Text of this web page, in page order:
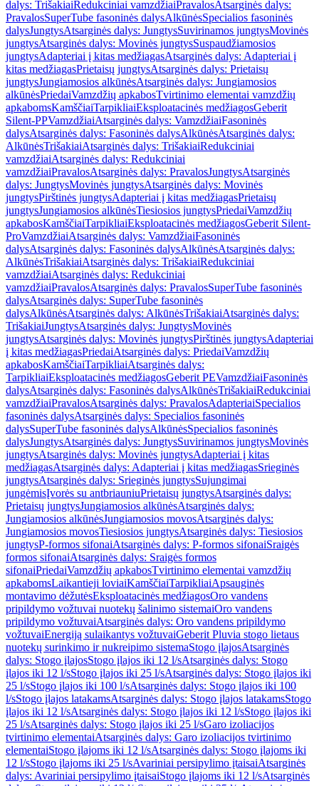
dalys: TrišakiaiRedukciniai vamzdžiaiPravalosAtsarginės dalys:
PravalosSuperTube fasoninės dalysAlkūnėsSpecialios fasoninės
dalysJungtysAtsarginės dalys: JungtysSuvirinamos jungtysMovinės
jungtysAtsarginės dalys: Movinės jungtysSuspaudžiamosios
jungtysAdapteriai į kitas medžiagasAtsarginės dalys: Adapteriai į
kitas medžiagasPrietaisų jungtysAtsarginės dalys: Prietaisų
jungtysJungiamosios alkūnėsAtsarginės dalys: Jungiamosios
alkūnėsPriedaiVamzdžių apkabosTvirtinimo elementai vamzdžių
apkabomsKamščiaiTarpikliaiEksploatacinės medžiagosGeberit
Silent-PPVamzdžiaiAtsarginės dalys: VamzdžiaiFasoninės
dalysAtsarginės dalys: Fasoninės dalysAlkūnėsAtsarginės dalys:
AlkūnėsTrišakiaiAtsarginės dalys: TrišakiaiRedukciniai
vamzdžiaiAtsarginės dalys: Redukciniai
vamzdžiaiPravalosAtsarginės dalys: PravalosJungtysAtsarginės
dalys: JungtysMovinės jungtysAtsarginės dalys: Movinės
jungtysPirštinės jungtysAdapteriai į kitas medžiagasPrietaisų
jungtysJungiamosios alkūnėsTiesiosios jungtysPriedaiVamzdžių
apkabosKamščiaiTarpikliaiEksploatacinės medžiagosGeberit Silent-
ProVamzdžiaiAtsarginės dalys: VamzdžiaiFasoninės
dalysAtsarginės dalys: Fasoninės dalysAlkūnėsAtsarginės dalys:
AlkūnėsTrišakiaiAtsarginės dalys: TrišakiaiRedukciniai
vamzdžiaiAtsarginės dalys: Redukciniai
vamzdžiaiPravalosAtsarginės dalys: PravalosSuperTube fasoninės
dalysAtsarginės dalys: SuperTube fasoninės
dalysAlkūnėsAtsarginės dalys: AlkūnėsTrišakiaiAtsarginės dalys:
TrišakiaiJungtysAtsarginės dalys: JungtysMovinės
jungtysAtsarginės dalys: Movinės jungtysPirštinės jungtysAdapteriai
į kitas medžiagasPriedaiAtsarginės dalys: PriedaiVamzdžių
apkabosKamščiaiTarpikliaiAtsarginės dalys:
TarpikliaiEksploatacinės medžiagosGeberit PEVamzdžiaiFasoninės
dalysAtsarginės dalys: Fasoninės dalysAlkūnėsTrišakiaiRedukciniai
vamzdžiaiPravalosAtsarginės dalys: PravalosAdapteriaiSpecialios
fasoninės dalysAtsarginės dalys: Specialios fasoninės
dalysSuperTube fasoninės dalysAlkūnėsSpecialios fasoninės
dalysJungtysAtsarginės dalys: JungtysSuvirinamos jungtysMovinės
jungtysAtsarginės dalys: Movinės jungtysAdapteriai į kitas
medžiagasAtsarginės dalys: Adapteriai į kitas medžiagasSrieginės
jungtysAtsarginės dalys: Srieginės jungtysSujungimai
jungėmisĮvorės su antbriauniuPrietaisų jungtysAtsarginės dalys:
Prietaisų jungtysJungiamosios alkūnėsAtsarginės dalys:
Jungiamosios alkūnėsJungiamosios movosAtsarginės dalys:
Jungiamosios movosTiesiosios jungtysAtsarginės dalys: Tiesiosios
jungtysP-formos sifonaiAtsarginės dalys: P-formos sifonaiSraigės
formos sifonaiAtsarginės dalys: Sraigės formos
sifonaiPriedaiVamzdžių apkabosTvirtinimo elementai vamzdžių
apkabomsLaikantieji loviaiKamščiaiTarpikliaiApsauginės
montavimo dėžutėsEksploatacinės medžiagosOro vandens
pripildymo vožtuvai nuotekų šalinimo sistemaiOro vandens
pripildymo vožtuvaiAtsarginės dalys: Oro vandens pripildymo
vožtuvaiEnergiją sulaikantys vožtuvaiGeberit Pluvia stogo lietaus
nuotekų surinkimo ir nukreipimo sistemaStogo įlajosAtsarginės
dalys: Stogo įlajosStogo įlajos iki 12 l/sAtsarginės dalys: Stogo
įlajos iki 12 l/sStogo įlajos iki 25 l/sAtsarginės dalys: Stogo įlajos iki
25 l/sStogo įlajos iki 100 l/sAtsarginės dalys: Stogo įlajos iki 100
l/sStogo įlajos latakamsAtsarginės dalys: Stogo įlajos latakamsStogo
įlajos iki 12 l/sAtsarginės dalys: Stogo įlajos iki 12 l/sStogo įlajos iki
25 l/sAtsarginės dalys: Stogo įlajos iki 25 l/sGaro izoliacijos
tvirtinimo elementaiAtsarginės dalys: Garo izoliacijos tvirtinimo
elementaiStogo įlajoms iki 12 l/sAtsarginės dalys: Stogo įlajoms iki
12 l/sStogo įlajoms iki 25 l/sAvariniai persipylimo įtaisaiAtsarginės
dalys: Avariniai persipylimo įtaisaiStogo įlajoms iki 12 l/sAtsarginės